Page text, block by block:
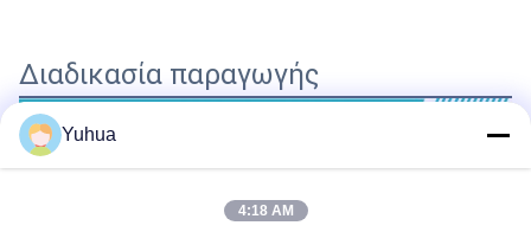
Διαδικασία παραγωγής
Yuhua
4:18 AM